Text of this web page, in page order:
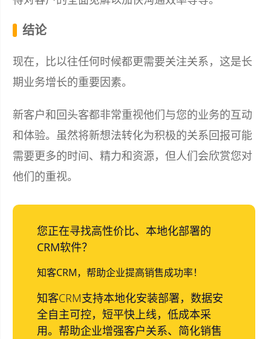
结论
现在，比以往任何时候都更需要关注关系，这是长
期业务增长的重要因素。
新客户和回头客都非常重视他们与您的业务的互动
和体验。虽然将新想法转化为积极的关系回报可能
需要更多的时间、精力和资源，但人们会欣赏您对
他们的重视。
您正在寻找高性价比、本地化部署的
CRM软件？
知客CRM，帮助企业提高销售成功率！
知客CRM支持本地化安装部署，数据安
全自主可控，短平快上线，低成本采
用。帮助企业增强客户关系、简化销售